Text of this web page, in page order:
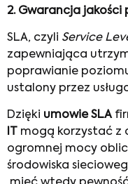
2. Gwarancja jakości
SLA, czyli Service
zapewniająca
poprawianie
ustalony przez
Dzięki umowie SLA
IT mogą korzystać z
ogromnej mocy
środowiska